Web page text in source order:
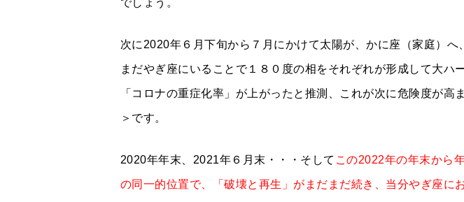
でしょう。
次に 2020年６月下旬から７月にかけて太陽が、かに座（家庭）へ
まだやぎ座にいることで１８０度の相をそれぞれが形成して大ハ
「コロナの重症化率」が上がったと推測、これが次に危険度が高
＞です。
2020年年末、2021年６月末・・・そして この2022年の年末から
の同一的位置で、「破壊と再生」がまだまだ続き、当分やぎ座に